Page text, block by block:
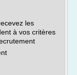
les
à vos critères